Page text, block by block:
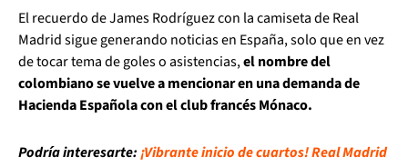
El recuerdo de James Rodríguez con la camiseta de Real
Madrid sigue generando noticias en España, solo que en vez
de tocar tema de goles o asistencias,el nombre del
colombiano se vuelve a mencionar en una demanda de
Hacienda Española con el club francés Mónaco.
Podría interesarte:¡Vibrante inicio de cuartos! Real Madrid